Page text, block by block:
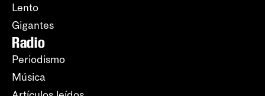
Lento
Gigantes
Radio
Periodismo
Música